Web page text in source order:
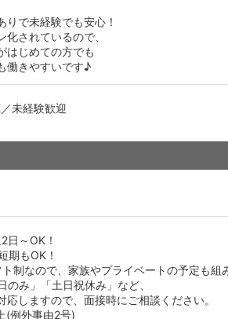
りで未経験でも安心！
されているので、
はじめての方でも
働きやすいです♪
未経験歓迎
～OK！
期もOK！
制なので、家族やプライベートの予定も組
み」「土日祝休み」など、
しますので、面接時にご相談ください。
(例外事由2号)